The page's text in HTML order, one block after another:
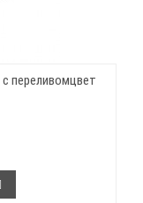
переливомцвет